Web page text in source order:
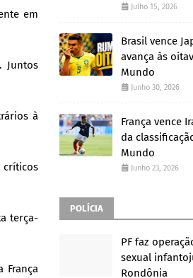
em
Juntos
à
críticos
terça-
França
Julho 15, 2026
Brasil vence
avança às
Mundo
Junho 30, 2026
França vence
da
Mundo
Junho 23, 2026
POLÍCIA
PF faz
sexual
Rondônia